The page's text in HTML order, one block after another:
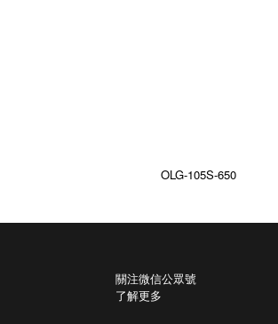
OLG-105S-650
關注微信公眾號
了解更多